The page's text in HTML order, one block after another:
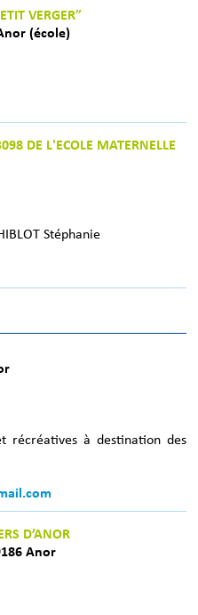
VERGER”
(école)
DE L'ECOLE MATERNELLE
Stéphanie
récréatives à destination des
D’ANOR
Anor